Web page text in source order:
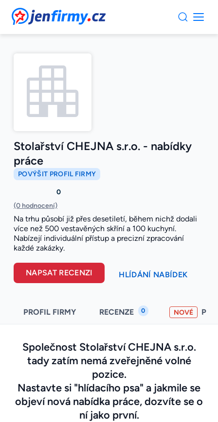
JenFirmy.cz
Stolařství CHEJNA s.r.o. - nabídky
práce
POVÝŠIT PROFIL FIRMY
0
(0 hodnocení)
Na trhu působí již přes desetiletí, během nichž dodali
více než 500 vestavěných skříní a 100 kuchyní.
Nabízejí individuální přístup a precizní zpracování
každé zakázky.
NAPSAT RECENZI HLÍDÁNÍ NABÍDEK
PROFIL FIRMY RECENZE 0 NOVÉ
Společnost Stolařství CHEJNA s.r.o.
tady zatím nemá zveřejněné volné
pozice.
Nastavte si "hlídacího psa" a jakmile se
objeví nová nabídka práce, dozvíte se o
ní jako první.